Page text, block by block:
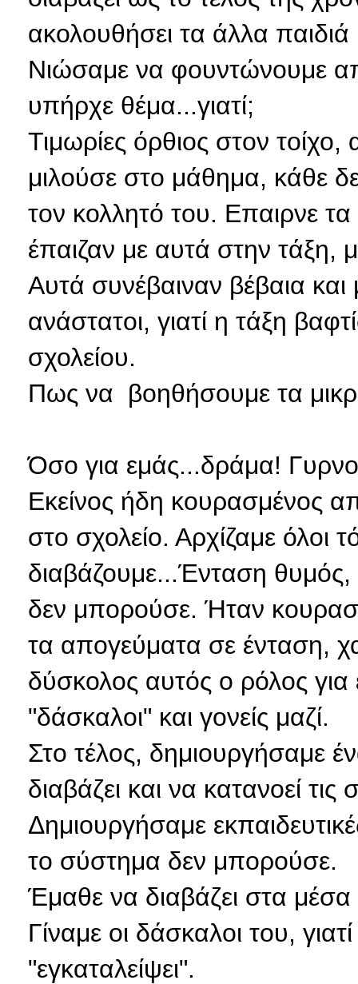
ακολουθήσει τα άλλα
Νιώσαμε να φουντώνουμε
υπήρχε θέμα...γιατί;
Τιμωρίες όρθιος στον
μιλούσε στο μάθημα, κάθε
τον κολλητό του. Επαιρνε τα
έπαιζαν με αυτά στην τάξη,
Αυτά συνέβαιναν βέβαια και
ανάστατοι, γιατί η τάξη
σχολείου.
Πως να βοηθήσουμε τα
Όσο για εμάς...δράμα!
Εκείνος ήδη κουρασμένος
στο σχολείο. Αρχίζαμε όλοι
διαβάζουμε...Ένταση θυμός,
δεν μπορούσε. Ήταν
τα απογεύματα σε ένταση,
δύσκολος αυτός ο ρόλος
"δάσκαλοι" και γονείς μαζί.
Στο τέλος, δημιουργήσαμε
διαβάζει και να κατανοεί τις
Δημιουργήσαμε
το σύστημα δεν μπορούσε.
Έμαθε να διαβάζει στα
Γίναμε οι δάσκαλοι του,
"εγκαταλείψει".